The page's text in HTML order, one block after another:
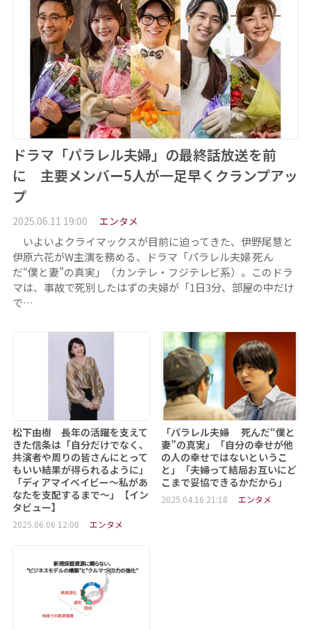
ドラマ「パラレル夫婦」の最終話放送を前
に 主要メンバー5人が一足早くクランプアッ
プ
2025.06.11 19:00 エンタメ
いよいよクライマックスが目前に迫ってきた、伊野尾慧と
伊原六花がW主演を務める、ドラマ「パラレル夫婦 死ん
だ“僕と妻”の真実」（カンテレ・フジテレビ系）。このドラ
マは、事故で死別したはずの夫婦が「1日3分、部屋の中だけ
で…
松下由樹 長年の活躍を支えて
きた信条は「自分だけでなく、
共演者や周りの皆さんにとって
もいい結果が得られるように」
「ディアマイベイビー～私があ
なたを支配するまで～」【イン
タビュー】
2025.06.06 12:00 エンタメ
「パラレル夫婦 死んだ“僕と
妻”の真実」「自分の幸せが他
の人の幸せではないというこ
と」「夫婦って結局お互いにど
こまで妥協できるかだから」
2025.04.16 21:18 エンタメ